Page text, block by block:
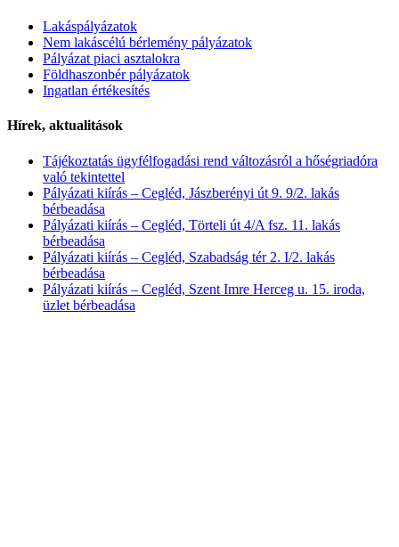
Lakáspályázatok
Nem lakáscélú bérlemény pályázatok
Pályázat piaci asztalokra
Földhaszonbér pályázatok
Ingatlan értékesítés
Hírek, aktualitások
Tájékoztatás ügyfélfogadási rend változásról a hőségriadóra
való tekintettel
Pályázati kiírás – Cegléd, Jászberényi út 9. 9/2. lakás
bérbeadása
Pályázati kiírás – Cegléd, Törteli út 4/A fsz. 11. lakás
bérbeadása
Pályázati kiírás – Cegléd, Szabadság tér 2. I/2. lakás
bérbeadása
Pályázati kiírás – Cegléd, Szent Imre Herceg u. 15. iroda,
üzlet bérbeadása